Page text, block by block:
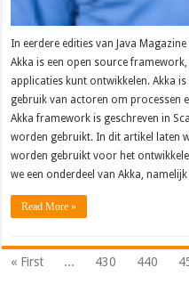
In eerdere edities van Java
Akka is een open source
applicaties kunt ontwikkelen. Akka
gebruik van actoren om processen
Akka framework is geschreven in
worden gebruikt. In dit artikel laten
worden gebruikt voor het
we een onderdeel van Akka, namelijk
Read More »
« First ... 430 440